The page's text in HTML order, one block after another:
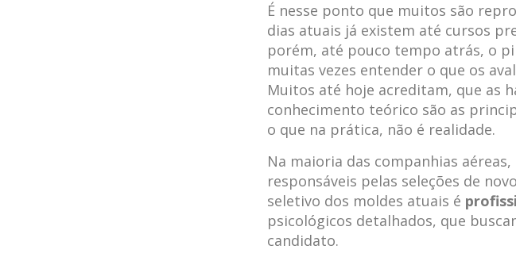
É nesse ponto que muitos são
dias atuais já existem até cursos
porém, até pouco tempo atrás, o
muitas vezes entender o que os
Muitos até hoje acreditam, que as
conhecimento teórico são as
o que na prática, não é realidade.
Na maioria das companhias
responsáveis pelas seleções de
seletivo dos moldes atuais é
psicológicos detalhados, que
candidato.